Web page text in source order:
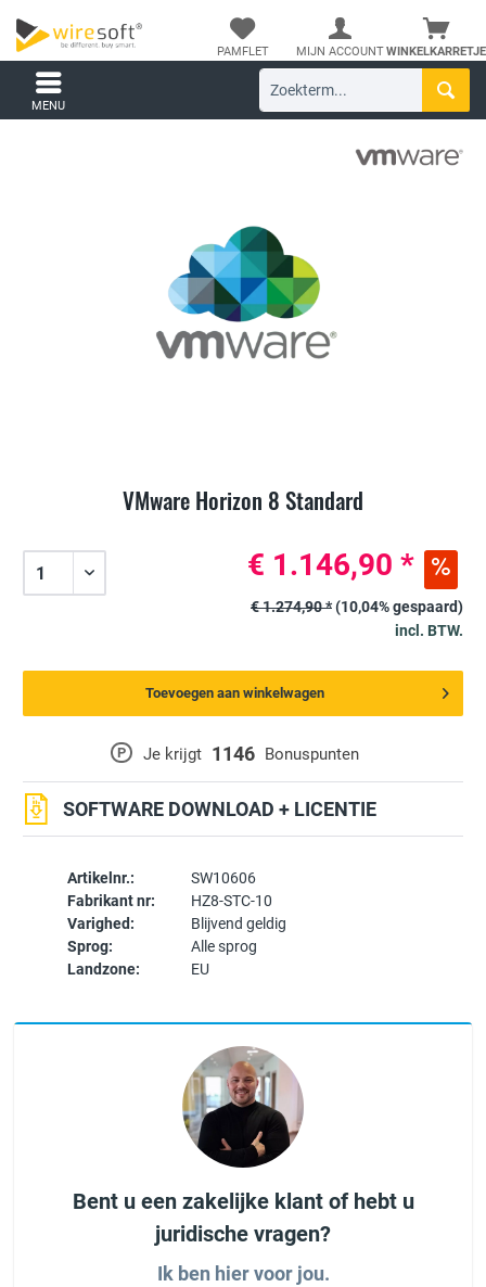
WINKELKARRETJE
PAMFLET MIJN ACCOUNT
MENU
VMware Horizon 8 Standard
Artikelnr.:
SW10606
Fabrikant nr:
HZ8-STC-10
Varighed:
Blijvend geldig
Sprog:
Alle sprog
Landzone:
EU
P Je krijgt 1146 Bonuspunten
SOFTWARE DOWNLOAD + LICENTIE
€ 1.146,90 *
€ 1.274,90 *(10,04% gespaard)
incl. BTW.
Toevoegen aan winkelwagen
Bent u een zakelijke klant of hebt u
juridische vragen?
Ik ben hier voor jou.